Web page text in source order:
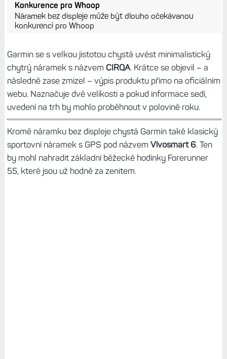
Konkurence pro Whoop
Náramek bez displeje může být dlouho očekávanou
konkurencí pro Whoop
Garmin se s velkou jistotou chystá uvést minimalistický
chytrý náramek s názvem CIRQA. Krátce se objevil – a
následně zase zmizel – výpis produktu přímo na oficiálním
webu. Naznačuje dvě velikosti a pokud informace sedí,
uvedení na trh by mohlo proběhnout v polovině roku.
Kromě náramku bez displeje chystá Garmin také klasický
sportovní náramek s GPS pod názvem Vívosmart 6. Ten
by mohl nahradit základní běžecké hodinky Forerunner
55, které jsou už hodně za zenitem.